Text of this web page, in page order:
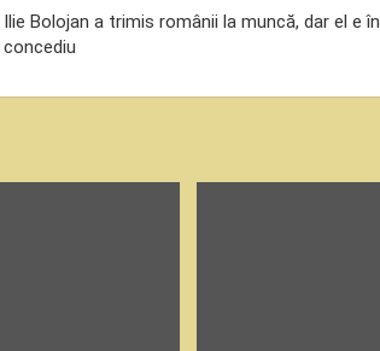
Ilie Bolojan a trimis românii la muncă, dar el e în
concediu